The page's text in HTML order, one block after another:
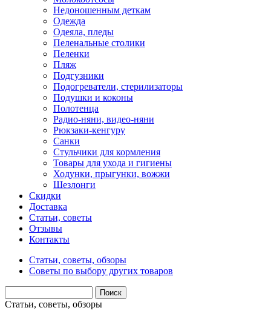
Недоношенным деткам
Одежда
Одеяла, пледы
Пеленальные столики
Пеленки
Пляж
Подгузники
Подогреватели, стерилизаторы
Подушки и коконы
Полотенца
Радио-няни, видео-няни
Рюкзаки-кенгуру
Санки
Стульчики для кормления
Товары для ухода и гигиены
Ходунки, прыгунки, вожжи
Шезлонги
Скидки
Доставка
Статьи, советы
Отзывы
Контакты
Статьи, советы, обзоры
Советы по выбору других товаров
Статьи, советы, обзоры